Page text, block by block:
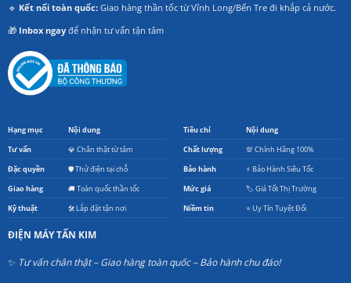
🔹 Kết nối toàn quốc:Giao hàng thần tốc từ Vĩnh Long/Bến Tre đi khắp cả nước.
🎁 Inbox ngayđể nhận tư vấn tận tâm
Hạng mục Nội dung
Tư vấn 💎 Chân thật từ tâm
Đặc quyền 🛡️ Thử điện tại chỗ
Giao hàng 🚚 Toàn quốc thần tốc
Kỹ thuật 🛠️ Lắp đặt tận nơi
Tiêu chí Nội dung
Chất lượng 💯 Chính Hãng 100%
Bảo hành ⚡ Bảo Hành Siêu Tốc
Mức giá 🏷️ Giá Tốt Thị Trường
Niềm tin ⭐ Uy Tín Tuyệt Đối
ĐIỆN MÁY TẤN KIM
✨ Tư vấn chân thật – Giao hàng toàn quốc – Bảo hành chu đáo!